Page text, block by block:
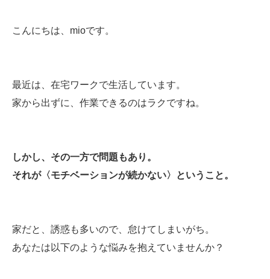
こんにちは、mioです。
最近は、在宅ワークで生活しています。
家から出ずに、作業できるのはラクですね。
しかし、その一方で問題もあり。
それが〈モチベーションが続かない〉ということ。
家だと、誘惑も多いので、怠けてしまいがち。
あなたは以下のような悩みを抱えていませんか？